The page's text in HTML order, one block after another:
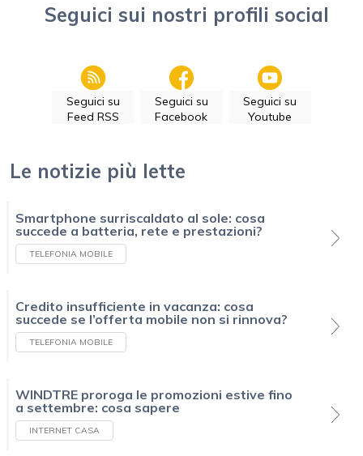
Seguici sui nostri profili social
Seguici su
Feed RSS
Seguici su
Facebook
Seguici su
Youtube
Le notizie più lette
Smartphone surriscaldato al sole: cosa
succede a batteria, rete e prestazioni?
TELEFONIA MOBILE
Credito insufficiente in vacanza: cosa
succede se l’offerta mobile non si rinnova?
TELEFONIA MOBILE
WINDTRE proroga le promozioni estive fino
a settembre: cosa sapere
INTERNET CASA